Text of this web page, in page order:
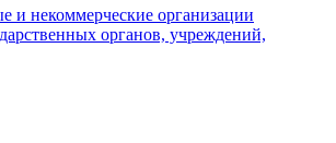
и некоммерческие организации
органов, учреждений,